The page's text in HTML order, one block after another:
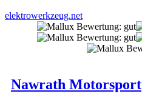
elektrowerkzeug.net
Nawrath Motorsport